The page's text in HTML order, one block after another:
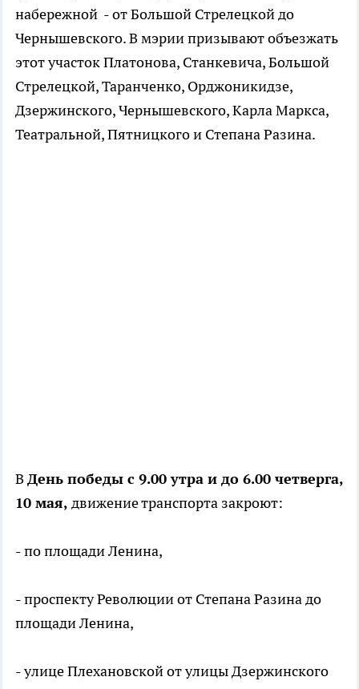
набережной - от Большой Стрелецкой до
Чернышевского. В мэрии призывают объезжать
этот участок Платонова, Станкевича, Большой
Стрелецкой, Таранченко, Орджоникидзе,
Дзержинского, Чернышевского, Карла Маркса,
Театральной, Пятницкого и Степана Разина.
В День победы с 9.00 утра и до 6.00 четверга,
10 мая, движение транспорта закроют:
- по площади Ленина,
- проспекту Революции от Степана Разина до
площади Ленина,
- улице Плехановской от улицы Дзержинского